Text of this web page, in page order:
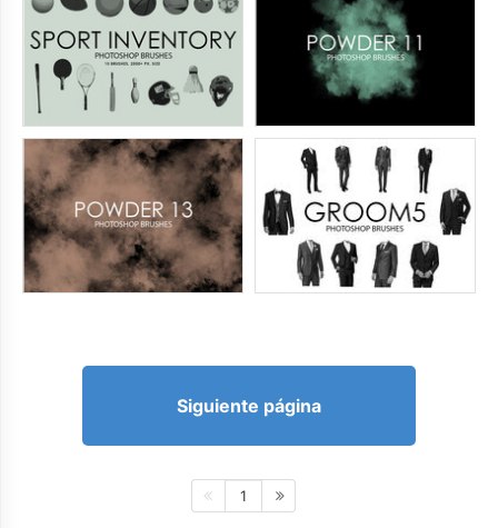
Siguiente página
1